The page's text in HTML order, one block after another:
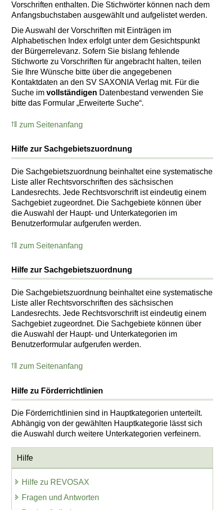
Vorschriften enthalten. Die Stichwörter können nach dem
Anfangsbuchstaben ausgewählt und aufgelistet werden.
Die Auswahl der Vorschriften mit Einträgen im
Alphabetischen Index erfolgt unter dem Gesichtspunkt
der Bürgerrelevanz. Sofern Sie bislang fehlende
Stichworte zu Vorschriften für angebracht halten, teilen
Sie Ihre Wünsche bitte über die angegebenen
Kontaktdaten an den SV SAXONIA Verlag mit. Für die
Suche imvollständigen Datenbestand verwenden Sie
bitte das Formular „Erweiterte Suche“.
zum Seitenanfang
Hilfe zur Sachgebietszuordnung
Die Sachgebietszuordnung beinhaltet eine systematische
Liste aller Rechtsvorschriften des sächsischen
Landesrechts. Jede Rechtsvorschrift ist eindeutig einem
Sachgebiet zugeordnet. Die Sachgebiete können über
die Auswahl der Haupt- und Unterkategorien im
Benutzerformular aufgerufen werden.
zum Seitenanfang
Hilfe zur Sachgebietszuordnung
Die Sachgebietszuordnung beinhaltet eine systematische
Liste aller Rechtsvorschriften des sächsischen
Landesrechts. Jede Rechtsvorschrift ist eindeutig einem
Sachgebiet zugeordnet. Die Sachgebiete können über
die Auswahl der Haupt- und Unterkategorien im
Benutzerformular aufgerufen werden.
zum Seitenanfang
Hilfe zu Förderrichtlinien
Die Förderrichtlinien sind in Hauptkategorien unterteilt.
Abhängig von der gewählten Hauptkategorie lässt sich
die Auswahl durch weitere Unterkategorien verfeinern.
Hilfe
Hilfe zu REVOSAX
Fragen und Antworten